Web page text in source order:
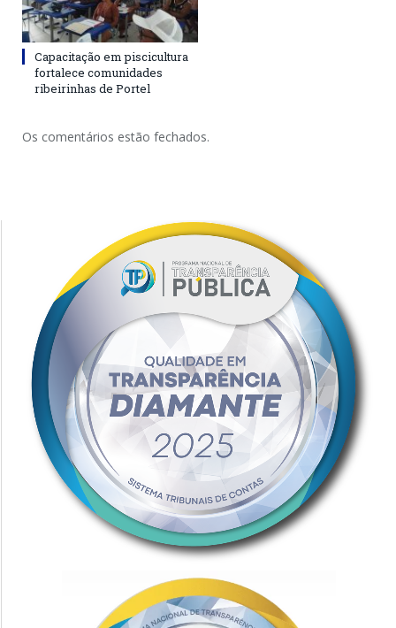
Capacitação em piscicultura
fortalece comunidades
ribeirinhas de Portel
Os comentários estão fechados.